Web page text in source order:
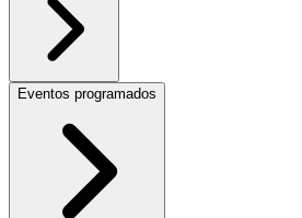
Eventos programados